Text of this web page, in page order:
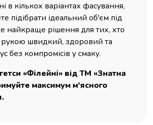
в кількох варіантах фасування,
підібрати ідеальний об'єм під
найкраще рішення для тих, хто
рукою швидкий, здоровий та
без компромісів у смаку.
«Філейні» від ТМ «Знатна
максимум м'ясного